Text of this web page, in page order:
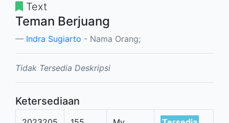
Text
Teman Berjuang
Indra Sugiarto - Nama Orang;
Tidak Tersedia Deskripsi
Ketersediaan